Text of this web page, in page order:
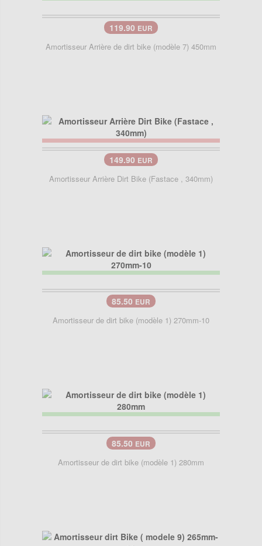
119.90 EUR
Amortisseur Arrière de dirt bike (modèle 7) 450mm
149.90 EUR
Amortisseur Arrière Dirt Bike (Fastace , 340mm)
85.50 EUR
Amortisseur de dirt bike (modèle 1) 270mm-10
85.50 EUR
Amortisseur de dirt bike (modèle 1) 280mm